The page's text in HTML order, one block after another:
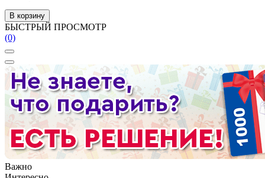
В корзину
БЫСТРЫЙ ПРОСМОТР
(0)
Важно